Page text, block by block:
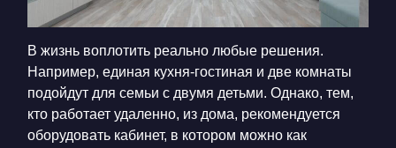
В жизнь воплотить реально любые решения.
Например, единая кухня-гостиная и две комнаты
подойдут для семьи с двумя детьми. Однако, тем,
кто работает удаленно, из дома, рекомендуется
оборудовать кабинет, в котором можно как